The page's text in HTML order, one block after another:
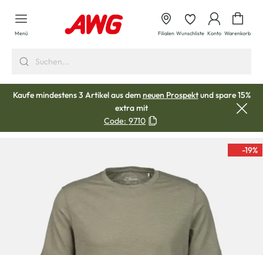
springen
Menü Filialen Wunschliste Konto Warenkorb
Kaufe mindestens 3 Artikel aus demneuen Prospektund spare 15%
extra mit
Code: 9710
-19%